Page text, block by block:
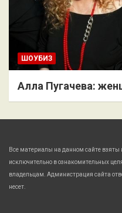
ШОУБИЗ
Алла Пугачева:
Все материалы на данном сайте взяты
исключительно в ознакомительных
владельцам. Администрация сайта
несет.